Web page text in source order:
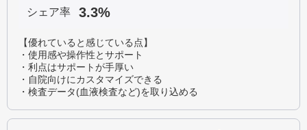
シェア率 3.3%
【優れていると感じている点】
・使用感や操作性とサポート
・利点はサポートが手厚い
・自院向けにカスタマイズできる
・検査データ(血液検査など)を取り込める